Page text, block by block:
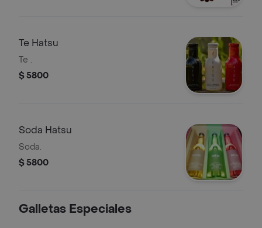
Te Hatsu
Te .
$ 5800
Soda Hatsu
Soda.
$ 5800
Galletas Especiales